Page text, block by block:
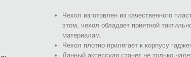
Чехол изготовлен из качественного
этом, чехол обладает приятной
материалам.
Чехол плотно прилегает к корпусу
Данный аксессуар станет не только